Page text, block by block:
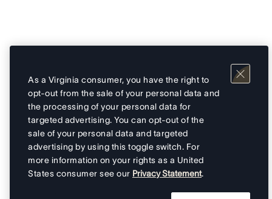
As a Virginia consumer, you have the right to
opt-out from the sale of your personal data and
the processing of your personal data for
targeted advertising. You can opt-out of the
sale of your personal data and targeted
advertising by using this toggle switch. For
more information on your rights as a United
States consumer see our Privacy Statement.